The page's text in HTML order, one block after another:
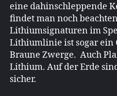
eine dahinschleppende
findet man noch
Lithiumsignaturen im
Lithiumlinie ist sogar
Braune Zwerge. Auch
Lithium. Auf der Erde
sicher.